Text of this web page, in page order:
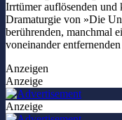
Irrtümer auflösenden und
Dramaturgie von »Die
berührenden, manchmal
voneinander
Anzeigen
Anzeige
Anzeige